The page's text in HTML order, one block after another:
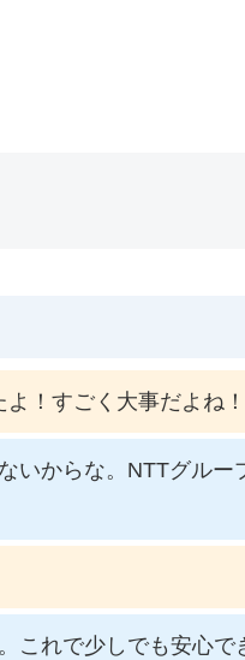
！すごく大事だよね！
からな。NTTグルー
れで少しでも安心で